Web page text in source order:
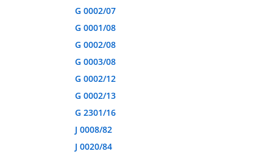
G 0002/07
G 0001/08
G 0002/08
G 0003/08
G 0002/12
G 0002/13
G 2301/16
J 0008/82
J 0020/84